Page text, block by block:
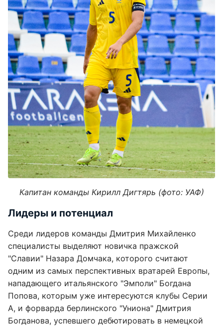
Капитан команды Кирилл Дигтярь (фото: УАФ)
Лидеры и потенциал
Среди лидеров команды Дмитрия Михайленко
специалисты выделяют новичка пражской
"Славии" Назара Домчака, которого считают
одним из самых перспективных вратарей Европы,
нападающего итальянского "Эмполи" Богдана
Попова, которым уже интересуются клубы Серии
А, и форварда берлинского "Униона" Дмитрия
Богданова, успевшего дебютировать в немецкой